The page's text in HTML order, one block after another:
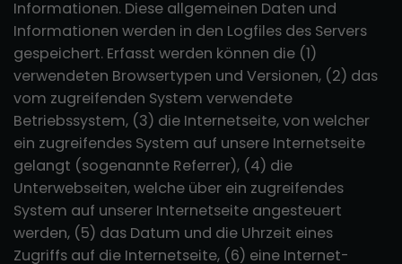
Informationen. Diese allgemeinen Daten und
Informationen werden in den Logfiles des Servers
gespeichert. Erfasst werden können die (1)
verwendeten Browsertypen und Versionen, (2) das
vom zugreifenden System verwendete
Betriebssystem, (3) die Internetseite, von welcher
ein zugreifendes System auf unsere Internetseite
gelangt (sogenannte Referrer), (4) die
Unterwebseiten, welche über ein zugreifendes
System auf unserer Internetseite angesteuert
werden, (5) das Datum und die Uhrzeit eines
Zugriffs auf die Internetseite, (6) eine Internet-